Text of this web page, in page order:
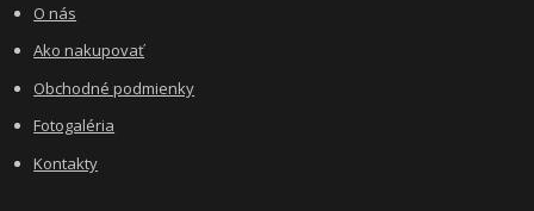
O nás
Ako nakupovať
Obchodné podmienky
Fotogaléria
Kontakty